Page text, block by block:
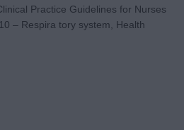
Practice Guidelines for Nurses
– Respira tory system, Health